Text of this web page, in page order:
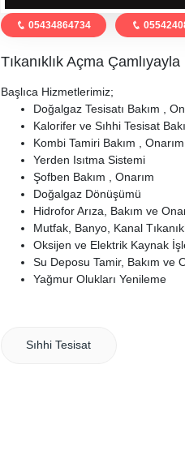
05434864734
Tıkanıklık Açma Çamlıyayla
Başlıca Hizmetlerimiz;
Doğalgaz Tesisatı Bakım ,
Kalorifer ve Sıhhi Tesisat
Kombi Tamiri Bakım , Onarım
Yerden Isıtma Sistemi
Şofben Bakım , Onarım
Doğalgaz Dönüşümü
Hidrofor Arıza, Bakım ve
Mutfak, Banyo, Kanal
Oksijen ve Elektrik Kaynak
Su Deposu Tamir, Bakım ve
Yağmur Olukları Yenileme
Sıhhi Tesisat